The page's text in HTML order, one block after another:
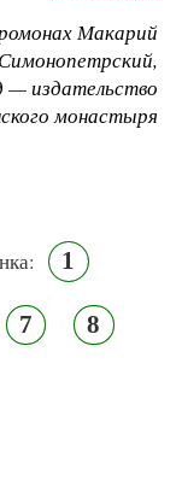
Макарий
Симонопетрский,
— издательство
монастыря
1
7 8